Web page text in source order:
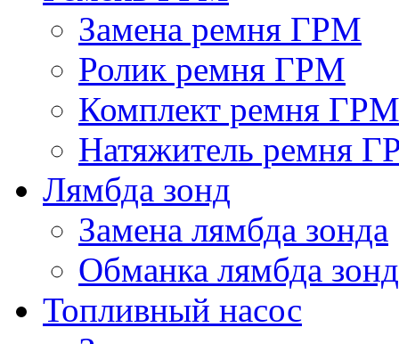
Замена ремня ГРМ
Ролик ремня ГРМ
Комплект ремня ГРМ
Натяжитель ремня
Лямбда зонд
Замена лямбда зонда
Обманка лямбда
Топливный насос